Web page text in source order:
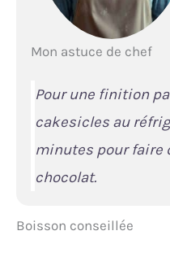
Mon astuce de chef
Pour une finition
cakesicles au
minutes pour faire
chocolat.
Boisson conseillée